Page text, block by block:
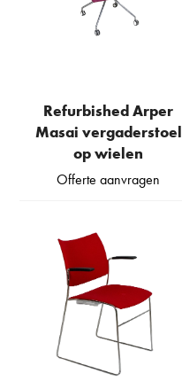
Refurbished Arper
Masai vergaderstoel
op wielen
Offerte aanvragen